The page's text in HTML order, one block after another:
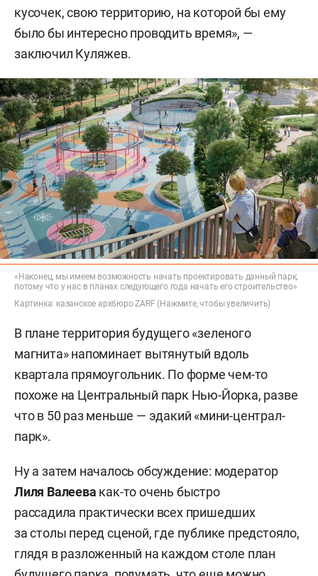
кусочек, свою территорию, на которой бы ему
было бы интересно проводить время», —
заключил Куляжев.
«Наконец, мы имеем возможность начать проектировать данный парк,
потому что у нас в планах следующего года начать его строительство»
Картинка: казанское архбюро ZARF (Нажмите, чтобы увеличить)
В плане территория будущего «зеленого
магнита» напоминает вытянутый вдоль
квартала прямоугольник. По форме чем-то
похоже на Центральный парк Нью-Йорка, разве
что в 50 раз меньше — эдакий «мини-централ-
парк».
Ну а затем началось обсуждение: модератор
Лиля Валеева как-то очень быстро
рассадила практически всех пришедших
за столы перед сценой, где публике предстояло,
глядя в разложенный на каждом столе план